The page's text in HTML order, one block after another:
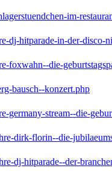
im-
dj-hitparade-in-der-disco-
foxwahn--die-
bausch--konzert.php
germany-stream--die-
dirk-florin--die-
dj-hitparade--der-